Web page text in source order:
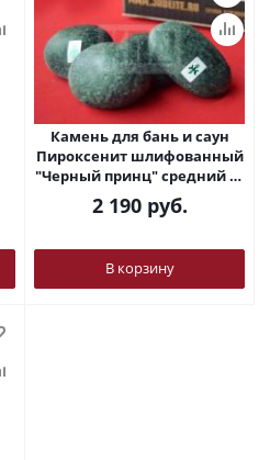
Камень для бань и саун
Пироксенит шлифованный
"Черный принц" средний 10
кг
2 190руб.
В корзину